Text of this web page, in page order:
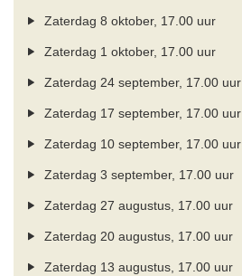
Zaterdag 8 oktober, 17.00 uur
Zaterdag 1 oktober, 17.00 uur
Zaterdag 24 september, 17.00 uur
Zaterdag 17 september, 17.00 uur
Zaterdag 10 september, 17.00 uur
Zaterdag 3 september, 17.00 uur
Zaterdag 27 augustus, 17.00 uur
Zaterdag 20 augustus, 17.00 uur
Zaterdag 13 augustus, 17.00 uur